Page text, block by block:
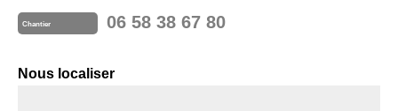
Chantier 06 58 38 67 80
Nous localiser